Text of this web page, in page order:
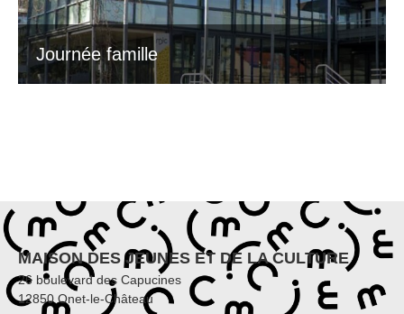
Journée famille
MAISON DES JEUNES ET DE LA CULTURE
26 boulevard des Capucines
12850 Onet-le-Château